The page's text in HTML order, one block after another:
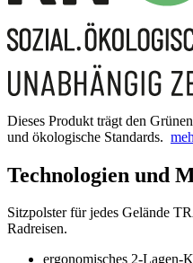
Dieses Produkt trägt den
und ökologische Standards.
Technologien und
Sitzpolster für jedes Gelände
Radreisen.
ergonomisches 2-Lagen-